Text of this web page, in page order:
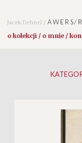
Jacek Dehnel /AWERS/
o kolekcji / o mnie /